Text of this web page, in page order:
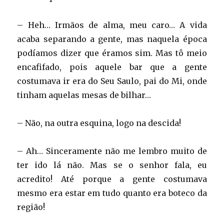
– Heh… Irmãos de alma, meu caro… A vida
acaba separando a gente, mas naquela época
podíamos dizer que éramos sim. Mas tô meio
encafifado, pois aquele bar que a gente
costumava ir era do Seu Saulo, pai do Mi, onde
tinham aquelas mesas de bilhar…
– Não, na outra esquina, logo na descida!
– Ah… Sinceramente não me lembro muito de
ter ido lá não. Mas se o senhor fala, eu
acredito! Até porque a gente costumava
mesmo era estar em tudo quanto era boteco da
região!